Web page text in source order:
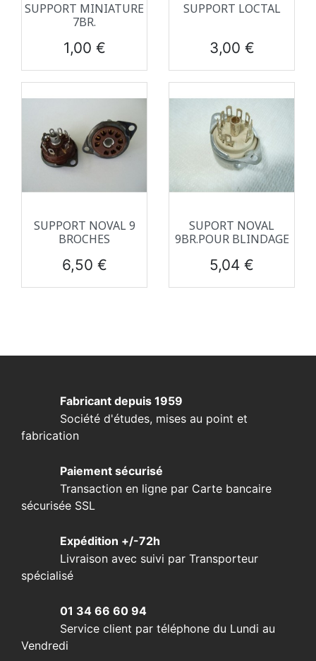
SUPPORT MINIATURE
7BR.
Prix
1,00 €
SUPPORT LOCTAL
Prix
3,00 €
SUPPORT NOVAL 9
BROCHES
Prix
6,50 €
SUPORT NOVAL
9BR.POUR BLINDAGE
Prix
5,04 €
Fabricant depuis 1959
Société d'études, mises au point et
fabrication
Paiement sécurisé
Transaction en ligne par Carte bancaire
sécurisée SSL
Expédition +/-72h
Livraison avec suivi par Transporteur
spécialisé
01 34 66 60 94
Service client par téléphone du Lundi au
Vendredi